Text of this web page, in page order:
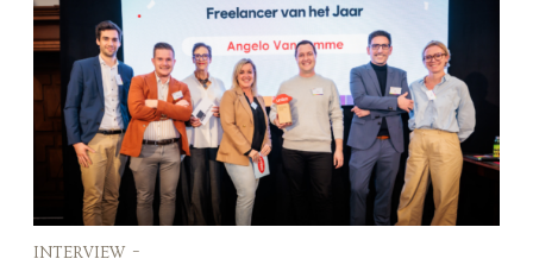
interview -